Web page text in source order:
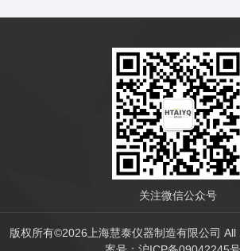
关注微信公众号
版权所有©2026上海慧泰仪器制造有限公司